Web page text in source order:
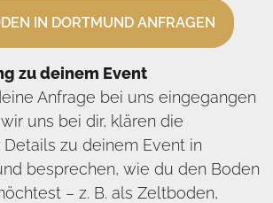
IN DORTMUND ANFRAGEN
zu deinem Event
Anfrage bei uns eingegangen
uns bei dir, klären die
zu deinem Event in
besprechen, wie du den Boden
– z. B. als Zeltboden,